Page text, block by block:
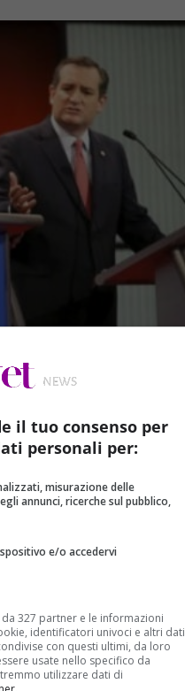
le Primarie Repubblicane.
le votazioni negli
il tuo consenso per
personali per:
misurazione delle
annunci, ricerche sul pubblico,
e/o accedervi
327 partner e le informazioni
identificatori univoci e altri dati
con questi ultimi, da loro
usate nello specifico da
utilizzare dati di